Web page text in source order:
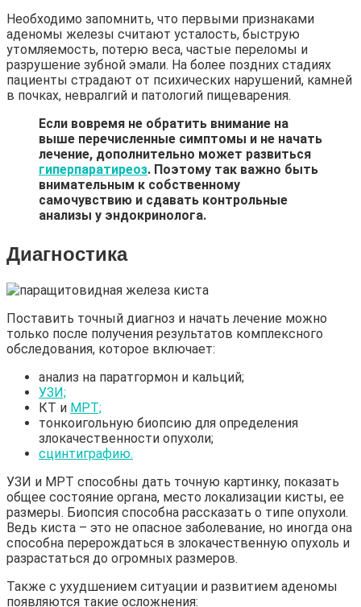
Необходимо запомнить, что первыми признаками
аденомы железы считают усталость, быструю
утомляемость, потерю веса, частые переломы и
разрушение зубной эмали. На более поздних стадиях
пациенты страдают от психических нарушений, камней
в почках, невралгий и патологий пищеварения.
Если вовремя не обратить внимание на
выше перечисленные симптомы и не начать
лечение, дополнительно может развиться
гиперпаратиреоз. Поэтому так важно быть
внимательным к собственному
самочувствию и сдавать контрольные
анализы у эндокринолога.
Диагностика
Поставить точный диагноз и начать лечение можно
только после получения результатов комплексного
обследования, которое включает:
анализ на паратгормон и кальций;
УЗИ;
КТ и МРТ;
тонкоигольную биопсию для определения
злокачественности опухоли;
сцинтиграфию.
УЗИ и МРТ способны дать точную картинку, показать
общее состояние органа, место локализации кисты, ее
размеры. Биопсия способна рассказать о типе опухоли.
Ведь киста – это не опасное заболевание, но иногда она
способна перерождаться в злокачественную опухоль и
разрастаться до огромных размеров.
Также с ухудшением ситуации и развитием аденомы
появляются такие осложнения: